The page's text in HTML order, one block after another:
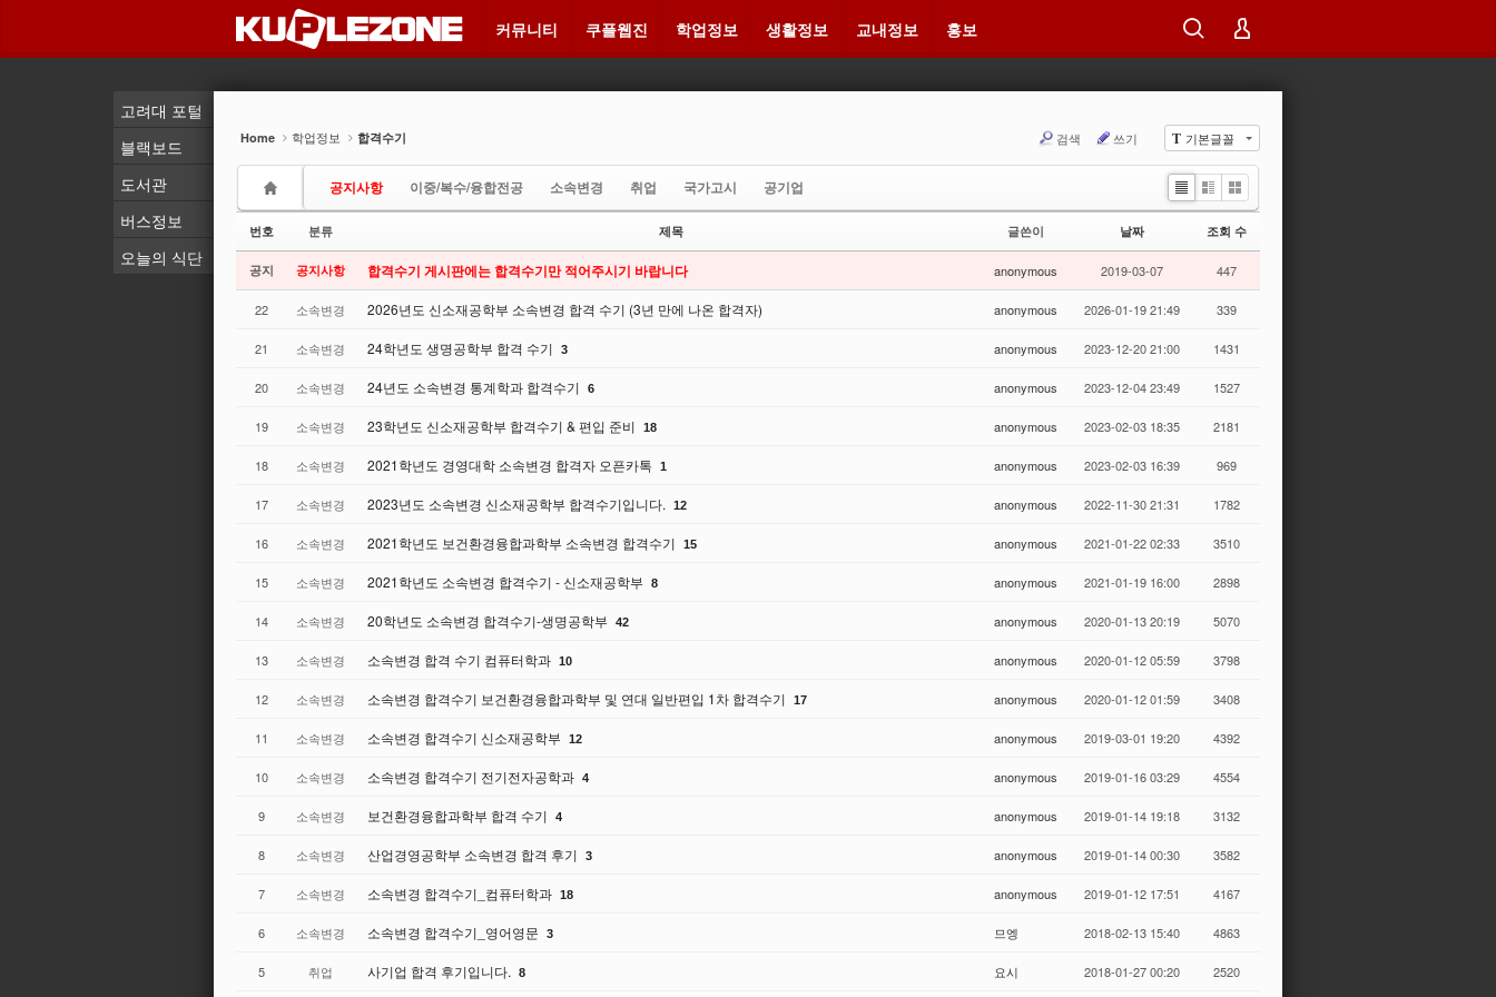
커뮤니티 쿠플웹진 학업정보 생활정보 교내정보 홍보
Home 학업정보 합격수기 T 기본글꼴
검색 쓰기
공지사항 이중/복수/융합전공 소속변경 취업 국가고시
공기업
Li
Zi
n
e
G
al
le
r
번호 분류 제목 글쓴이 날짜 조회 수
공지 공지사항 합격수기 게시판에는 합격수기만 적어주시기 바랍니다 anonymous 2019-03-07 447
22 소속변경 2026년도 신소재공학부 소속변경 합격 수기 (3년 만에 나온 합격자) anonymous 2026-01-19 21:49 339
21 소속변경 24학년도 생명공학부 합격 수기 3 anonymous 2023-12-20 21:00 1431
20 소속변경 24년도 소속변경 통계학과 합격수기 6 anonymous 2023-12-04 23:49 1527
19 소속변경 23학년도 신소재공학부 합격수기 & 편입 준비 18 anonymous 2023-02-03 18:35 2181
18 소속변경 2021학년도 경영대학 소속변경 합격자 오픈카톡 1 anonymous 2023-02-03 16:39 969
17 소속변경 2023년도 소속변경 신소재공학부 합격수기입니다. 12 anonymous 2022-11-30 21:31 1782
16 소속변경 2021학년도 보건환경융합과학부 소속변경 합격수기 15 anonymous 2021-01-22 02:33 3510
15 소속변경 2021학년도 소속변경 합격수기 - 신소재공학부 8 anonymous 2021-01-19 16:00 2898
14 소속변경 20학년도 소속변경 합격수기-생명공학부 42 anonymous 2020-01-13 20:19 5070
13 소속변경 소속변경 합격 수기 컴퓨터학과 10 anonymous 2020-01-12 05:59 3798
12 소속변경 소속변경 합격수기 보건환경융합과학부 및 연대 일반편입 1차 합격수기 17 anonymous 2020-01-12 01:59 3408
11 소속변경 소속변경 합격수기 신소재공학부 12 anonymous 2019-03-01 19:20 4392
10 소속변경 소속변경 합격수기 전기전자공학과 4 anonymous 2019-01-16 03:29 4554
9 소속변경 보건환경융합과학부 합격 수기 4 anonymous 2019-01-14 19:18 3132
8 소속변경 산업경영공학부 소속변경 합격 후기 3 anonymous 2019-01-14 00:30 3582
7 소속변경 소속변경 합격수기_컴퓨터학과 18 anonymous 2019-01-12 17:51 4167
6 소속변경 소속변경 합격수기_영어영문 3 므엥 2018-02-13 15:40 4863
5 취업 사기업 합격 후기입니다. 8 요시 2018-01-27 00:20 2520
고려대 포털
블랙보드
도서관
버스정보
오늘의 식단